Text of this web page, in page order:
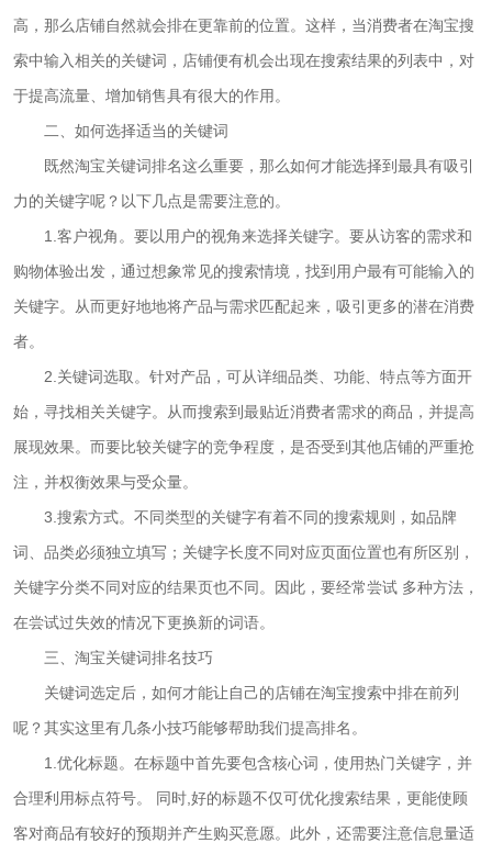
高，那么店铺自然就会排在更靠前的位置。这样，当消费者在淘宝搜
索中输入相关的关键词，店铺便有机会出现在搜索结果的列表中，对
于提高流量、增加销售具有很大的作用。
二、如何选择适当的关键词
既然淘宝关键词排名这么重要，那么如何才能选择到最具有吸引
力的关键字呢？以下几点是需要注意的。
1.客户视角。要以用户的视角来选择关键字。要从访客的需求和
购物体验出发，通过想象常见的搜索情境，找到用户最有可能输入的
关键字。从而更好地地将产品与需求匹配起来，吸引更多的潜在消费
者。
2.关键词选取。针对产品，可从详细品类、功能、特点等方面开
始，寻找相关关键字。从而搜索到最贴近消费者需求的商品，并提高
展现效果。而要比较关键字的竞争程度，是否受到其他店铺的严重抢
注，并权衡效果与受众量。
3.搜索方式。不同类型的关键字有着不同的搜索规则，如品牌
词、品类必须独立填写；关键字长度不同对应页面位置也有所区别，
关键字分类不同对应的结果页也不同。因此，要经常尝试 多种方法，
在尝试过失效的情况下更换新的词语。
三、淘宝关键词排名技巧
关键词选定后，如何才能让自己的店铺在淘宝搜索中排在前列
呢？其实这里有几条小技巧能够帮助我们提高排名。
1.优化标题。在标题中首先要包含核心词，使用热门关键字，并
合理利用标点符号。 同时,好的标题不仅可优化搜索结果，更能使顾
客对商品有较好的预期并产生购买意愿。此外，还需要注意信息量适